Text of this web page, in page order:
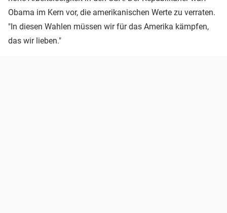
Obama im Kern vor, die amerikanischen Werte zu verraten.
"In diesen Wahlen müssen wir für das Amerika kämpfen,
das wir lieben."